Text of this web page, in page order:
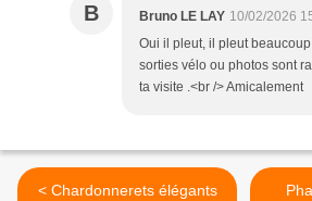
B Bruno LE LAY 10/02/2026
Oui il pleut, il pleut
sorties vélo ou photos sont
ta visite .<br /> Amicalement
< Chardonnerets élégants